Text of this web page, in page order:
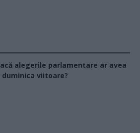
alegerile parlamentare ar avea
duminica viitoare?